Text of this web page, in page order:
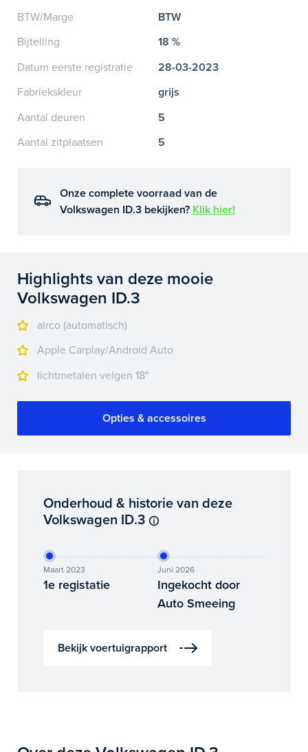
BTW/Marge
BTW
Bijtelling
18 %
Datum eerste registratie
28-03-2023
Fabriekskleur
grijs
Aantal deuren
5
Aantal zitplaatsen
5
Onze complete voorraad van de
Volkswagen ID.3 bekijken? Klik hier!
Highlights van deze mooie
Volkswagen ID.3
airco (automatisch)
Apple Carplay/Android Auto
lichtmetalen velgen 18"
Opties & accessoires
Onderhoud & historie van deze
Volkswagen ID.3
Maart 2023
1e registatie
Juni 2026
Ingekocht door
Auto Smeeing
Bekijk voertuigrapport